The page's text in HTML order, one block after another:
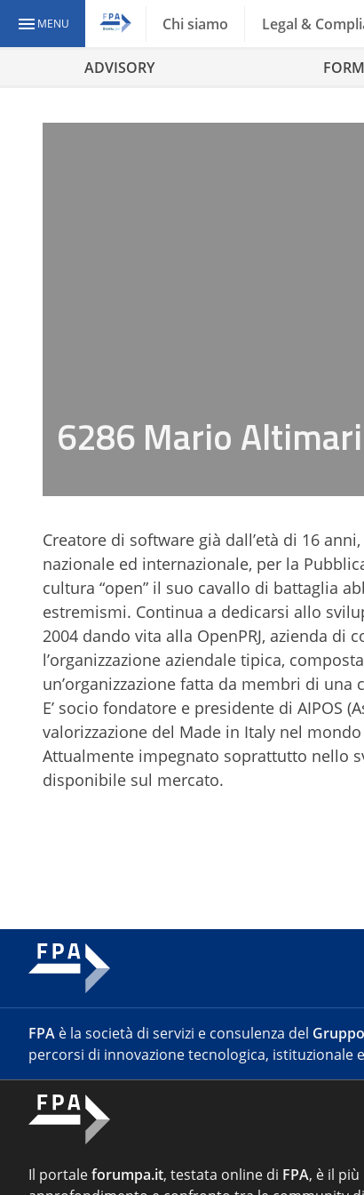
MENU Chi siamo Legal &
ADVISORY
6286 Mario Altimari
Creatore di software già dall’età di 16
nazionale ed internazionale, per la
cultura “open” il suo cavallo di battaglia
estremismi. Continua a dedicarsi allo
2004 dando vita alla OpenPRJ, azienda
l’organizzazione aziendale tipica,
un’organizzazione fatta da membri di
E’ socio fondatore e presidente di AIPOS
valorizzazione del Made in Italy nel
Attualmente impegnato soprattutto nello
disponibile sul mercato.
FPA è la società di servizi e consulenza del
percorsi di innovazione tecnologica, istituzionale
Il portaleforumpa.it, testata online di FPA, è il